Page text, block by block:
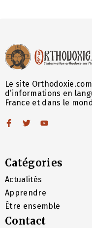
Le site
d’informations en
France et dans le
Catégories
Actualités
Apprendre
Être ensemble
Contact